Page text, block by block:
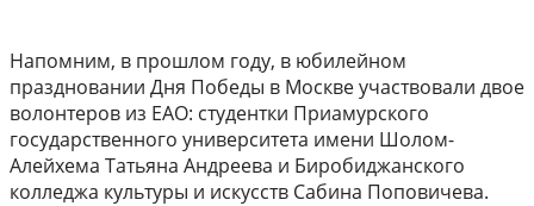
Напомним, в прошлом году, в юбилейном
праздновании Дня Победы в Москве участвовали двое
волонтеров из ЕАО: студентки Приамурского
государственного университета имени Шолом-
Алейхема Татьяна Андреева и Биробиджанского
колледжа культуры и искусств Сабина Поповичева.